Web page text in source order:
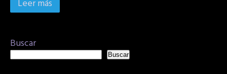
Leer más
Buscar
Buscar